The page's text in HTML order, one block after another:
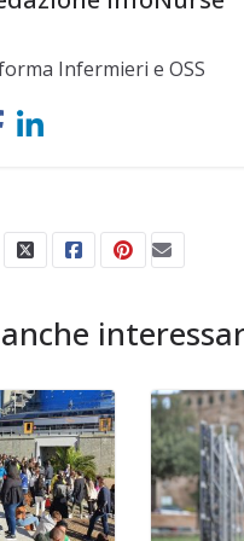
Infermieri e OSS